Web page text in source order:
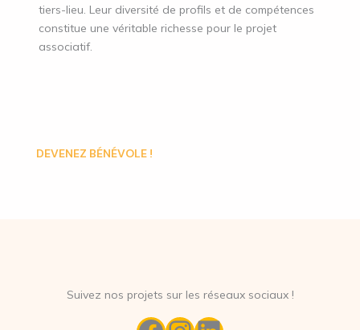
tiers-lieu. Leur diversité de profils et de compétences
constitue une véritable richesse pour le projet
associatif.
DEVENEZ BÉNÉVOLE !
Suivez nos projets sur les réseaux sociaux !